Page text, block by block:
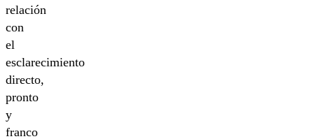
relación
con
el
esclarecimiento
directo,
pronto
y
franco